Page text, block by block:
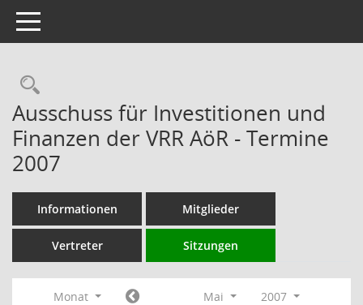
Toggle navigation
Rechercheauswahl
Ausschuss für Investitionen und
Finanzen der VRR AöR - Termine
2007
Informationen Mitglieder
Vertreter Sitzungen
Monat Mai
2007